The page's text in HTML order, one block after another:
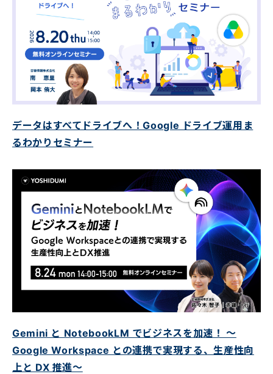
データはすべてドライブへ！Google ドライブ運用ま
るわかりセミナー
Gemini と NotebookLM でビジネスを加速！ ～
Google Workspace との連携で実現する、生産性向
上と DX 推進～